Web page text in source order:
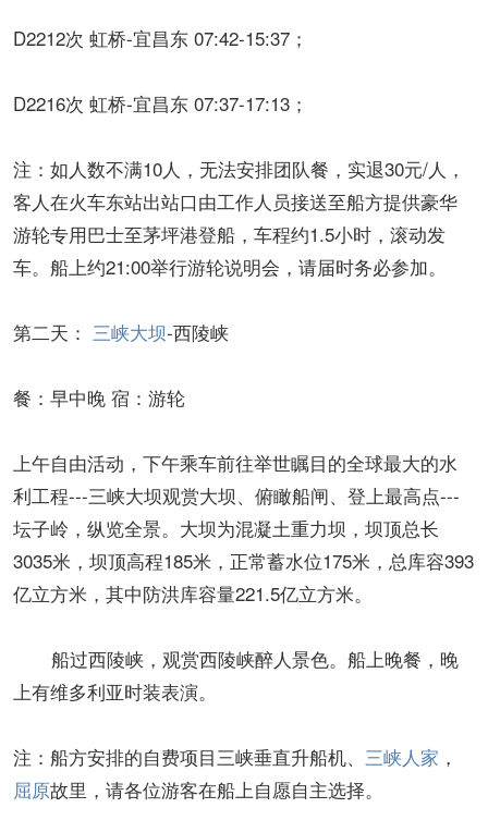
D2212次 虹桥-宜昌东 07:42-15:37；
D2216次 虹桥-宜昌东 07:37-17:13；
注：如人数不满10人，无法安排团队餐，实退30元/人，
客人在火车东站出站口由工作人员接送至船方提供豪华
游轮专用巴士至茅坪港登船，车程约1.5小时，滚动发
车。船上约21:00举行游轮说明会，请届时务必参加。
第二天： 三峡大坝-西陵峡
餐：早中晚 宿：游轮
上午自由活动，下午乘车前往举世瞩目的全球最大的水
利工程---三峡大坝观赏大坝、俯瞰船闸、登上最高点---
坛子岭，纵览全景。大坝为混凝土重力坝，坝顶总长
3035米，坝顶高程185米，正常蓄水位175米，总库容393
亿立方米，其中防洪库容量221.5亿立方米。
船过西陵峡，观赏西陵峡醉人景色。船上晚餐，晚
上有维多利亚时装表演。
注：船方安排的自费项目三峡垂直升船机、 三峡人家 ，
屈原故里，请各位游客在船上自愿自主选择。